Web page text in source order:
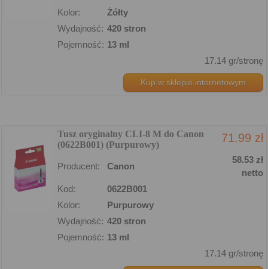
Kolor:
Żółty
Wydajność: 420 stron
Pojemność: 13 ml
17.14 gr/stronę
Kup w sklepie internetowym
Tusz oryginalny CLI-8 M do Canon
(0622B001) (Purpurowy)
71.99 zł
Producent: Canon
58.53 zł
netto
Kod:
0622B001
Kolor:
Purpurowy
Wydajność: 420 stron
Pojemność: 13 ml
17.14 gr/stronę